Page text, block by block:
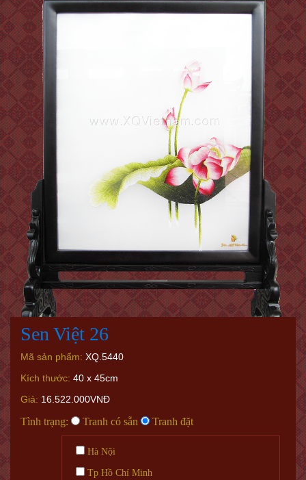
Sen Việt 26
Mã sản phẩm: XQ.5440
Kích thước: 40 x 45cm
Giá: 16.522.000VNĐ
Tình trạng: Tranh có sẵn Tranh đặt
Hà Nội
Tp Hồ Chí Minh